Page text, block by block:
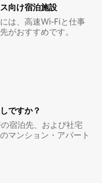
向⁠け宿⁠泊⁠施⁠設
は、高速Wi-Fiと仕事
がおすすめです。
ですか？
宿泊先、および社宅
マンション・アパート